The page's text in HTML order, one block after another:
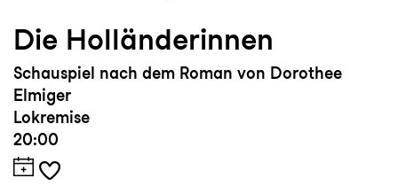
Die Holländerinnen
Schauspiel nach dem Roman von Dorothee
Elmiger
Lokremise
20:00